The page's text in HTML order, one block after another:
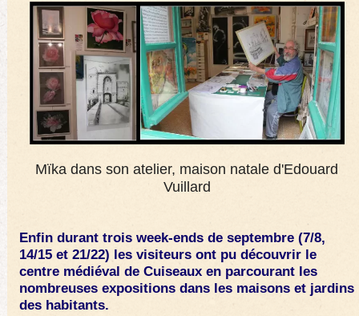
Mïka dans son atelier, maison natale d'Edouard
Vuillard
Enfin durant trois week-ends de septembre (7/8,
14/15 et 21/22) les visiteurs ont pu découvrir le
centre médiéval de Cuiseaux en parcourant les
nombreuses expositions dans les maisons et jardins
des habitants.